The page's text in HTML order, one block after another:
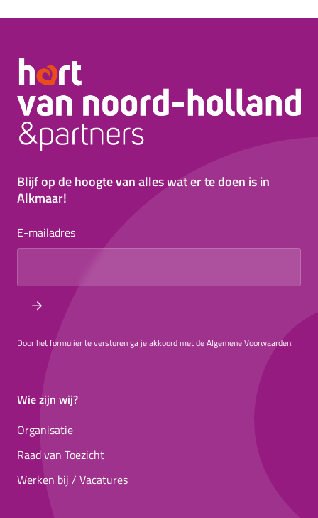
Blijf op de hoogte van alles wat er te doen is in
Alkmaar!
E-mailadres
Door het formulier te versturen ga je akkoord met de Algemene Voorwaarden.
Wie zijn wij?
Organisatie
Raad van Toezicht
Werken bij / Vacatures